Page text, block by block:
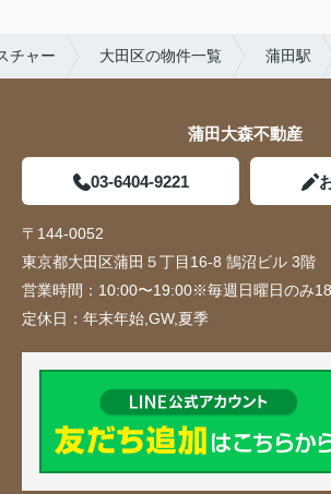
チャー 大田区の物件一覧 蒲田駅
蒲田大森不動産
03-6404-9221
〒144-0052
東京都大田区蒲田５丁目16-8 鵠沼ビル 3階
営業時間： 10:00〜19:00※毎週日曜日のみ
定休日： 年末年始,GW,夏季